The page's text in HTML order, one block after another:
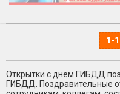
1-
Открытки с днем ГИБДД
ГИБДД. Поздравительные